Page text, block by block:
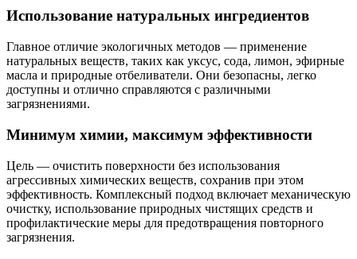
Использование натуральных ингредиентов
Главное отличие экологичных методов — применение
натуральных веществ, таких как уксус, сода, лимон, эфирные
масла и природные отбеливатели. Они безопасны, легко
доступны и отлично справляются с различными
загрязнениями.
Минимум химии, максимум эффективности
Цель — очистить поверхности без использования
агрессивных химических веществ, сохранив при этом
эффективность. Комплексный подход включает механическую
очистку, использование природных чистящих средств и
профилактические меры для предотвращения повторного
загрязнения.